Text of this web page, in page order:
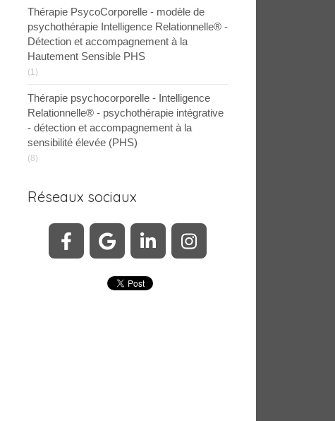
Thérapie PsycoCorporelle - modèle de
psychothérapie Intelligence Relationnelle® -
Détection et accompagnement à la
Hautement Sensible PHS
(1)
Thérapie psychocorporelle - Intelligence
Relationnelle® - psychothérapie intégrative
- détection et accompagnement à la
sensibilité élevée (PHS)
(8)
Réseaux sociaux